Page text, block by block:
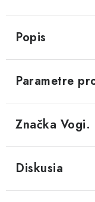
Popis
Parametre
Značka Vogi.
Diskusia